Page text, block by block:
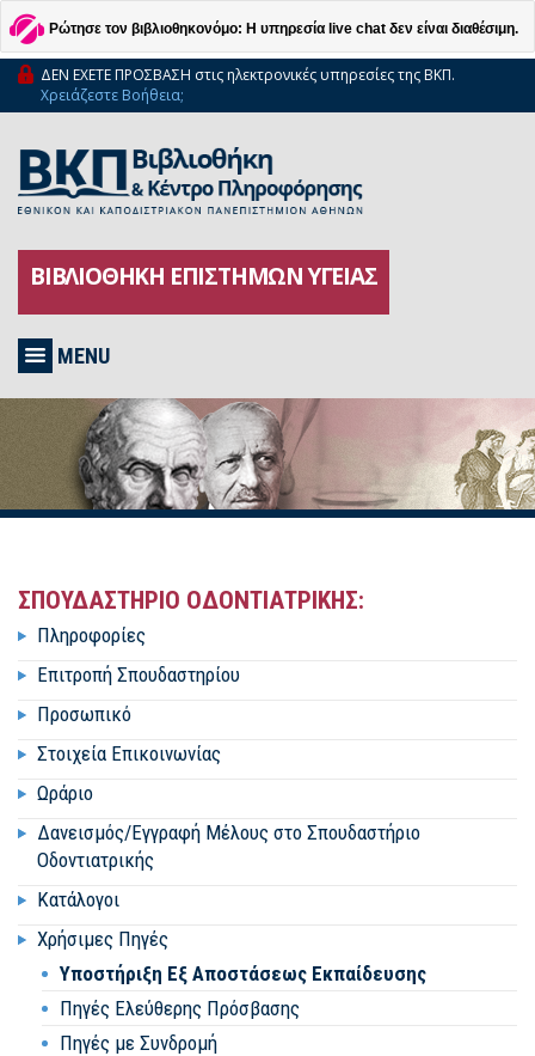
Ρώτησε τον βιβλιοθηκονόμο: Η υπηρεσία live chat δεν είναι διαθέσιμη.
ΔΕΝ ΕΧΕΤΕ ΠΡΟΣΒΑΣΗ στις ηλεκτρονικές υπηρεσίες της ΒΚΠ.
Χρειάζεστε Βοήθεια;
ΒΙΒΛΙΟΘΗΚΗ ΕΠΙΣΤΗΜΩΝ ΥΓΕΙΑΣ
MENU
ΣΠΟΥΔΑΣΤΗΡΙΟ ΟΔΟΝΤΙΑΤΡΙΚΗΣ:
Πληροφορίες
Επιτροπή Σπουδαστηρίου
Προσωπικό
Στοιχεία Επικοινωνίας
Ωράριο
Δανεισμός/Εγγραφή Μέλους στο Σπουδαστήριο
Οδοντιατρικής
Κατάλογοι
Χρήσιμες Πηγές
Υποστήριξη Εξ Αποστάσεως Εκπαίδευσης
Πηγές Ελεύθερης Πρόσβασης
Πηγές με Συνδρομή